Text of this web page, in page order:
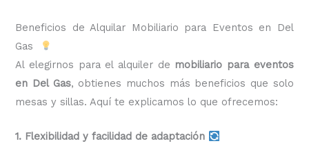
Beneficios de Alquilar Mobiliario para Eventos en Del
Gas
Al elegirnos para el alquiler de mobiliario para eventos
en Del Gas, obtienes muchos más beneficios que solo
mesas y sillas. Aquí te explicamos lo que ofrecemos:
1. Flexibilidad y facilidad de adaptación